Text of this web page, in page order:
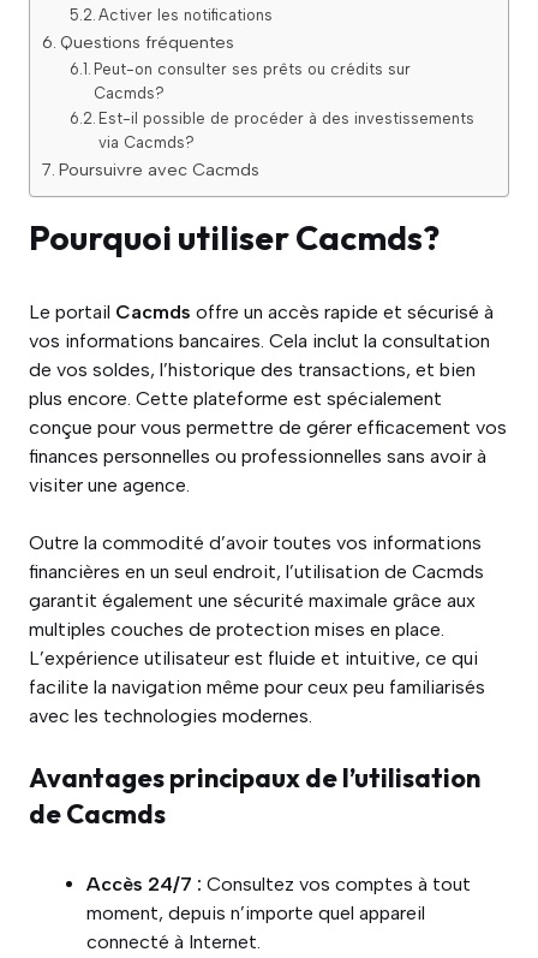
Activer les notifications
Questions fréquentes
Peut-on consulter ses prêts ou crédits sur
Cacmds?
Est-il possible de procéder à des investissements
via Cacmds?
Poursuivre avec Cacmds
Pourquoi utiliser Cacmds?
Le portail Cacmds offre un accès rapide et sécurisé à
vos informations bancaires. Cela inclut la consultation
de vos soldes, l’historique des transactions, et bien
plus encore. Cette plateforme est spécialement
conçue pour vous permettre de gérer efficacement vos
finances personnelles ou professionnelles sans avoir à
visiter une agence.
Outre la commodité d’avoir toutes vos informations
financières en un seul endroit, l’utilisation de Cacmds
garantit également une sécurité maximale grâce aux
multiples couches de protection mises en place.
L’expérience utilisateur est fluide et intuitive, ce qui
facilite la navigation même pour ceux peu familiarisés
avec les technologies modernes.
Avantages principaux de l’utilisation
de Cacmds
Accès 24/7 : Consultez vos comptes à tout
moment, depuis n’importe quel appareil
connecté à Internet.